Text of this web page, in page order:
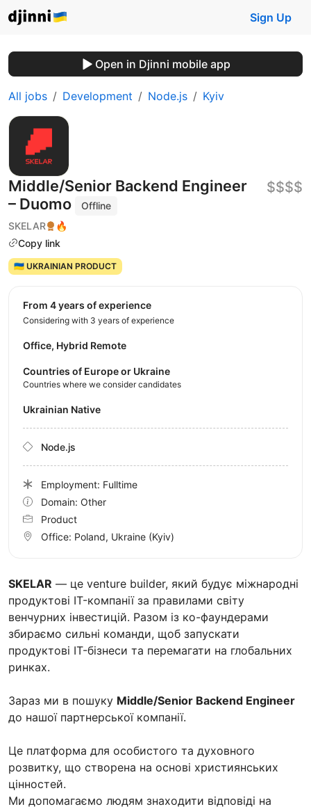
Sign Up
Open in Djinni mobile app
All jobs Development Node.js Kyiv
Middle/Senior Backend Engineer
– Duomo
Offline
SKELAR
🔥
Copy link
$$$$
🇺🇦 UKRAINIAN PRODUCT
SKELAR — це venture builder, який будує міжнародні
продуктові IT-компанії за правилами світу
венчурних інвестицій. Разом із ко-фаундерами
збираємо сильні команди, щоб запускати
продуктові IT-бізнеси та перемагати на глобальних
ринках.
Зараз ми в пошуку Middle/Senior Backend Engineer
до нашої партнерської компанії.
Це платформа для особистого та духовного
розвитку, що створена на основі християнських
цінностей.
Ми допомагаємо людям знаходити відповіді на
from 4 years of experience
Considering with 3 years of experience
Office, Hybrid Remote
Countries of Europe or Ukraine
Countries where we consider candidates
Ukrainian Native
Node.js
Employment: Fulltime
Domain: Other
Product
Office: Poland, Ukraine (Kyiv)